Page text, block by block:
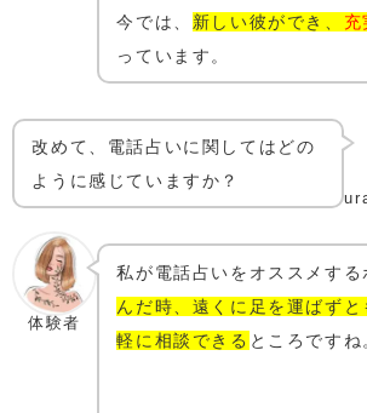
今では、 新しい彼ができ、 充
っています。
改めて、電話占いに関してはどの
ように感じていますか？
体験者
私が電話占いをオススメす
んだ時、遠くに足を運ばず
軽に相談できる ところですね